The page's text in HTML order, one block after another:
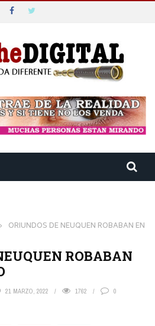
› ORIUNDOS DE NEUQUEN ROBABAN EN
ROBABAN
21 MARZO, 2022 1762 0